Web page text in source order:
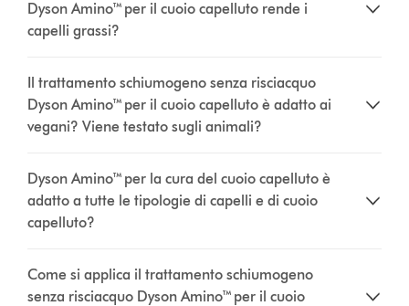
Dyson Amino™ per il cuoio capelluto rende i
capelli grassi?
Il trattamento schiumogeno senza risciacquo
Dyson Amino™ per il cuoio capelluto è adatto ai
vegani? Viene testato sugli animali?
Dyson Amino™ per la cura del cuoio capelluto è
adatto a tutte le tipologie di capelli e di cuoio
capelluto?
Come si applica il trattamento schiumogeno
senza risciacquo Dyson Amino™ per il cuoio